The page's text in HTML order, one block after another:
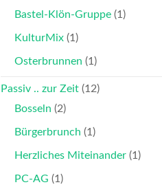
Bastel-Klön-Gruppe (1)
KulturMix (1)
Osterbrunnen (1)
Passiv .. zur Zeit (12)
Bosseln (2)
Bürgerbrunch (1)
Herzliches Miteinander (1)
PC-AG (1)